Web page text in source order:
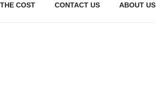
COST CONTACT US ABOUT US